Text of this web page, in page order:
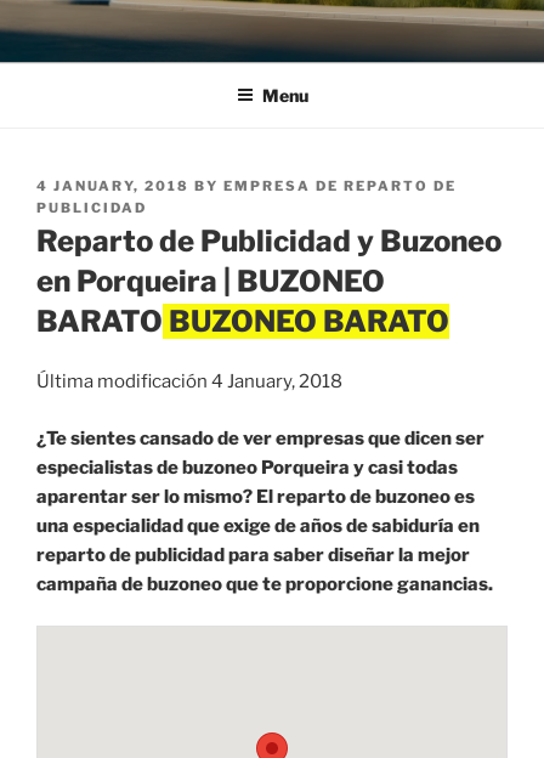
Menu
POSTED
ON
4 JANUARY, 2018 BY EMPRESA DE REPARTO DE
PUBLICIDAD
Reparto de Publicidad y Buzoneo
en Porqueira | BUZONEO
BARATO
Última modificación 4 January, 2018
¿Te sientes cansado de ver empresas que dicen ser
especialistas de buzoneo Porqueira y casi todas
aparentar ser lo mismo? El reparto de buzoneo es
una especialidad que exige de años de sabiduría en
reparto de publicidad para saber diseñar la mejor
campaña de buzoneo que te proporcione ganancias.